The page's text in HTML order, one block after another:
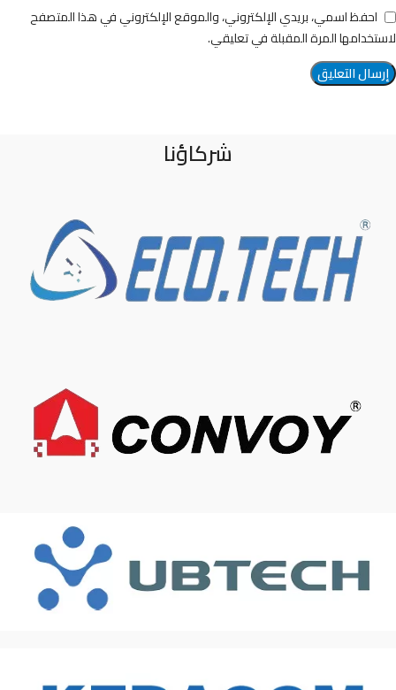
احفظ اسمي، بريدي الإلكتروني، والموقع الإلكتروني في هذا المتصفح
لاستخدامها المرة المقبلة في تعليقي.
شركاؤنا